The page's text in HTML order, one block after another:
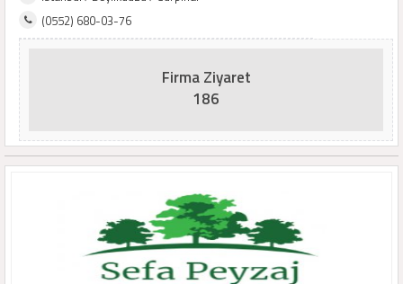
(0552) 680-03-76
Firma Ziyaret
186